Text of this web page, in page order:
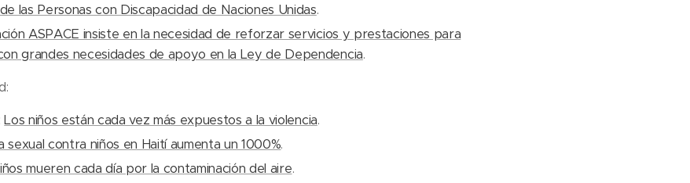
las Personas con Discapacidad de Naciones Unidas.
ASPACE insiste en la necesidad de reforzar servicios y prestaciones para
grandes necesidades de apoyo en la Ley de Dependencia.
Los niños están cada vez más expuestos a la violencia.
sexual contra niños en Haití aumenta un 1000%.
mueren cada día por la contaminación del aire.